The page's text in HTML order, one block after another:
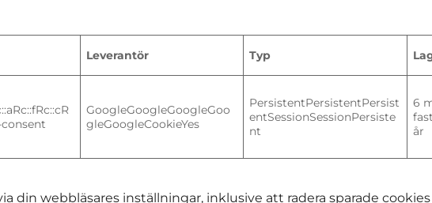
Leverantör Typ
GoogleGoogleGoogleGoo
gleGoogleCookieYes
PersistentPersistentPersist
entSessionSessionPersiste
nt
6
år
din webbläsares inställningar, inklusive att radera sparade